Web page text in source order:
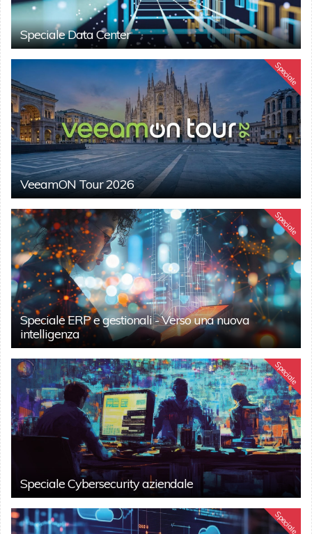
Speciale Data Center
Speciale
VeeamON Tour 2026
Speciale
Speciale ERP e gestionali - Verso una nuova
intelligenza
Speciale
Speciale Cybersecurity aziendale
Speciale